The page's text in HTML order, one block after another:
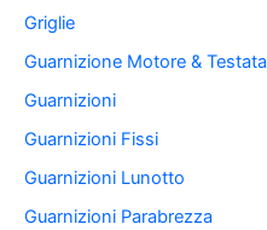
Griglie
Guarnizione Motore & Testata
Guarnizioni
Guarnizioni Fissi
Guarnizioni Lunotto
Guarnizioni Parabrezza